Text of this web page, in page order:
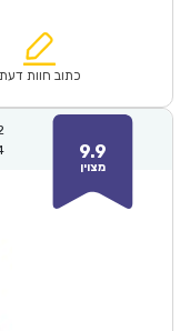
₪91.00.
הוא:
כתוב חוות דעת
9.9
מצוין